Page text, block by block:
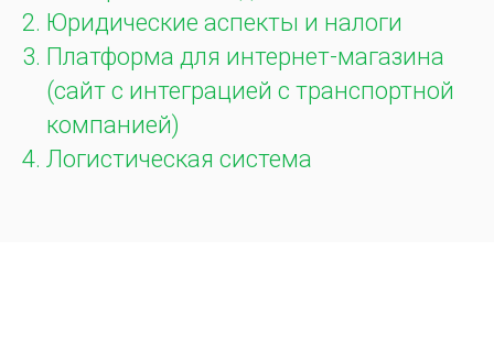
Юридические аспекты и налоги
Платформа для интернет-магазина
(сайт с интеграцией с транспортной
компанией)
Логистическая система